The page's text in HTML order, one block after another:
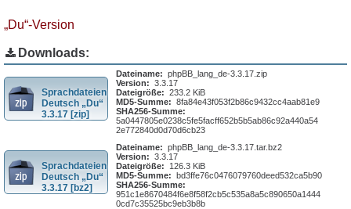
„Du“-Version
Downloads:
Sprachdateien
Deutsch „Du“
3.3.17 [zip]
Dateiname: phpBB_lang_de-3.3.17.zip
Version: 3.3.17
Dateigröße: 233.2 KiB
MD5-Summe: 8fa84e43f053f2b86c9432cc4aab81e9
SHA256-Summe:
5a0447805e0238c5fe5facff652b5b5ab86c92a440a54
2e772840d0d70d6cb23
Sprachdateien
Deutsch „Du“
3.3.17 [bz2]
Dateiname: phpBB_lang_de-3.3.17.tar.bz2
Version: 3.3.17
Dateigröße:
126.3 KiB
MD5-Summe: bd3ffe76c0476079760deed532ca5b90
SHA256-Summe:
951c1e8670484f6e8f58f2cb5c535a8a5c890650a1444
0cd7c35525bc9eb3b8b